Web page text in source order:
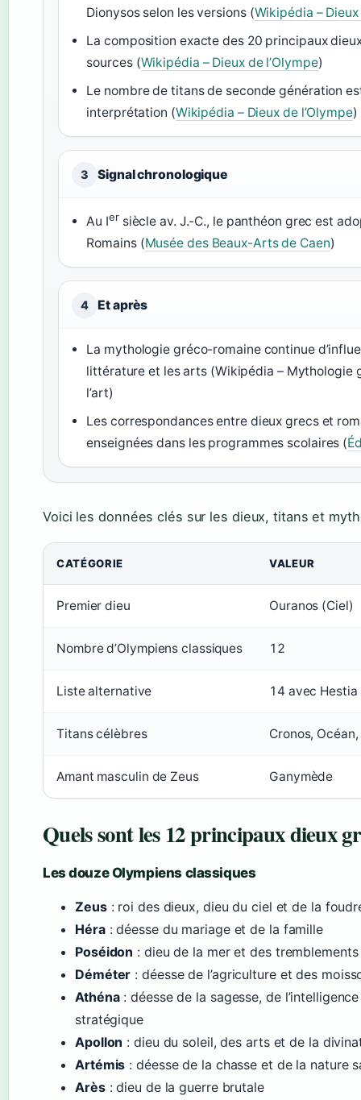
Dionysos selon les versions (Wikipédia – Dieux
La composition exacte des 20 principaux
sources (Wikipédia – Dieux de l’Olympe)
Le nombre de titans de seconde génération
interprétation (Wikipédia – Dieux de l’Olympe)
3 Signal chronologique
Au Ier siècle av. J.-C., le panthéon grec est
Romains (Musée des Beaux-Arts de Caen)
4 Et après
La mythologie gréco-romaine continue
littérature et les arts (Wikipédia – Mythologie
l’art)
Les correspondances entre dieux grecs et
enseignées dans les programmes scolaires (
Voici les données clés sur les dieux, titans et
CATÉGORIE VALEUR
Premier dieu Ouranos (Ciel)
Nombre d’Olympiens classiques 12
Liste alternative 14 avec
Titans célèbres Cronos,
Amant masculin de Zeus Ganymède
Quels sont les 12 principaux dieux
Les douze Olympiens classiques
Zeus: roi des dieux, dieu du ciel et de la
Héra: déesse du mariage et de la famille
Poséidon : dieu de la mer et des
Déméter : déesse de l’agriculture et des
Athéna: déesse de la sagesse, de
stratégique
Apollon : dieu du soleil, des arts et de la
Artémis : déesse de la chasse et de la nature
Arès: dieu de la guerre brutale